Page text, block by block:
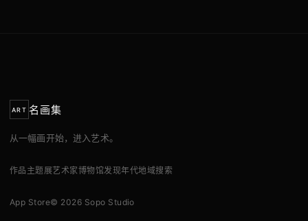
ART 名画集
从一幅画开始，进入艺术。
作品 主题展艺术家博物馆发现年代地域搜索
App Store© 2026 Sopo Studio